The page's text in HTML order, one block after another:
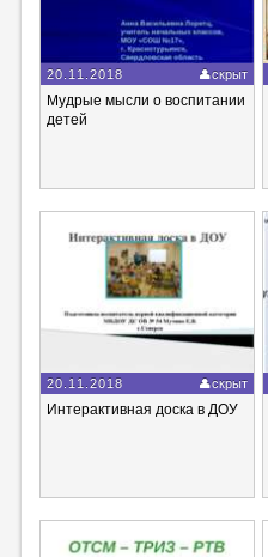
20.11.2018 скрыт
Мудрые мысли о воспитании
детей
20.11.2018 скрыт
Интерактивная доска в ДОУ